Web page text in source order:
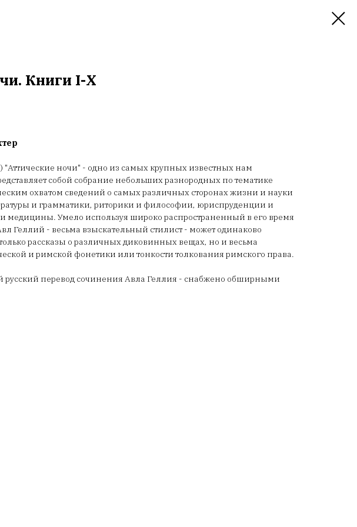
Книги I-Х
ночи" - одно из самых крупных известных нам
собой собрание небольших разнородных по тематике
охватом сведений о самых различных сторонах жизни и науки
и грамматики, риторики и философии, юриспруденции и
медицины. Умело используя широко распространенный в его время
Геллий - весьма взыскательный стилист - может одинаково
рассказы о различных диковинных вещах, но и весьма
и римской фонетики или тонкости толкования римского права.
перевод сочинения Авла Геллия - снабжено обширными